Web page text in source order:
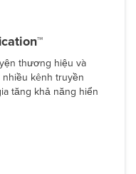
thương hiệu và
kênh truyền
tăng khả năng hiển